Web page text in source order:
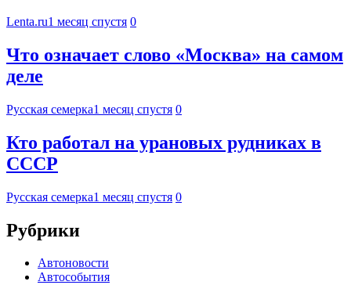
Lenta.ru1 месяц спустя 0
Что означает слово «Москва» на самом
деле
Русская семерка1 месяц спустя 0
Кто работал на урановых рудниках в
СССР
Русская семерка1 месяц спустя 0
Рубрики
Автоновости
Автособытия